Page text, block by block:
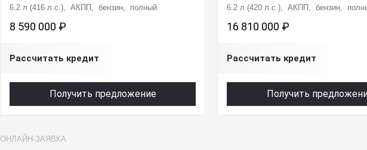
6.2 л (416 л.с.), АКПП, бензин, полный
8 590 000 ₽
Рассчитать кредит
Получить предложение
6.2 л (420 л.с.), АКПП, бензин,
16 810 000 ₽
Рассчитать кредит
Получить
ОНЛАЙН-ЗАЯВКА